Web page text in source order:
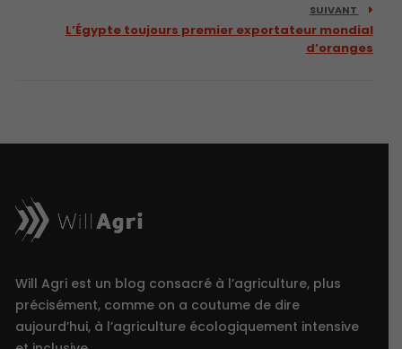
SUIVANT
L’Égypte toujours premier exportateur mondial
d’oranges
Will Agri est un blog consacré à l’agriculture, plus
précisément, comme on a coutume de dire
aujourd’hui, à l’agriculture écologiquement intensive